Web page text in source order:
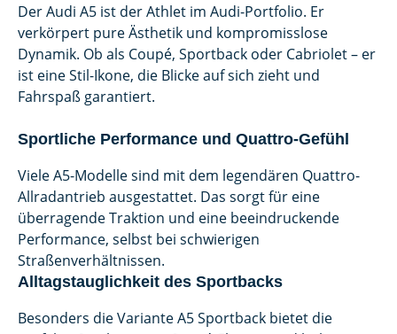
Der Audi A5 ist der Athlet im Audi-Portfolio. Er
verkörpert pure Ästhetik und kompromisslose
Dynamik. Ob als Coupé, Sportback oder Cabriolet – er
ist eine Stil-Ikone, die Blicke auf sich zieht und
Fahrspaß garantiert.
Sportliche Performance und Quattro-Gefühl
Viele A5-Modelle sind mit dem legendären Quattro-
Allradantrieb ausgestattet. Das sorgt für eine
überragende Traktion und eine beeindruckende
Performance, selbst bei schwierigen
Straßenverhältnissen.
Alltagstauglichkeit des Sportbacks
Besonders die Variante A5 Sportback bietet die